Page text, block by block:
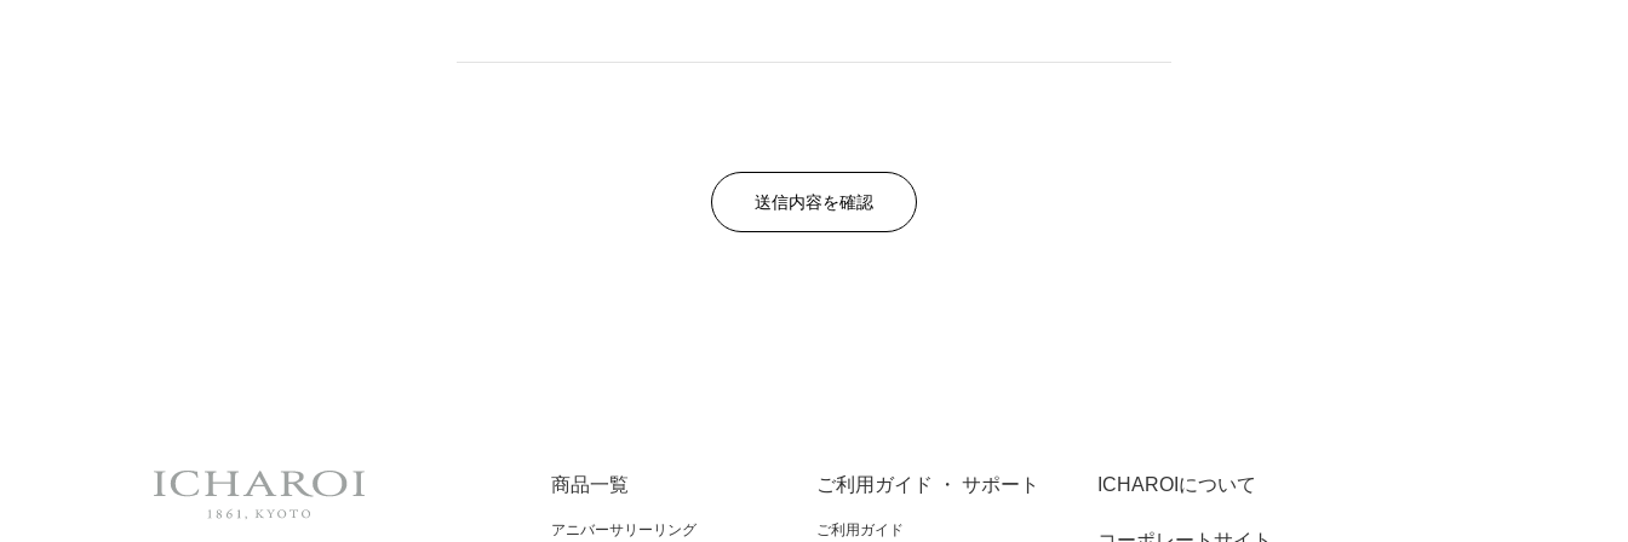
商品一覧
アニバーサリーリング
ご利用ガイド ・ サポート
ご利用ガイド
ICHAROIについて